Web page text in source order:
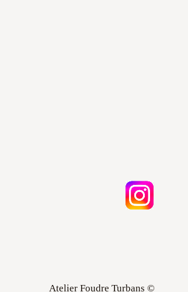
Atelier Foudre Turbans ©